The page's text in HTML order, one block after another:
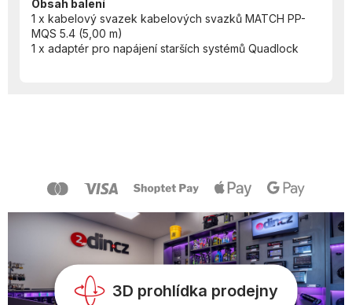
Obsah balení
1 x kabelový svazek kabelových svazků MATCH PP-
MQS 5.4 (5,00 m)
1 x adaptér pro napájení starších systémů Quadlock
3D prohlídka prodejny